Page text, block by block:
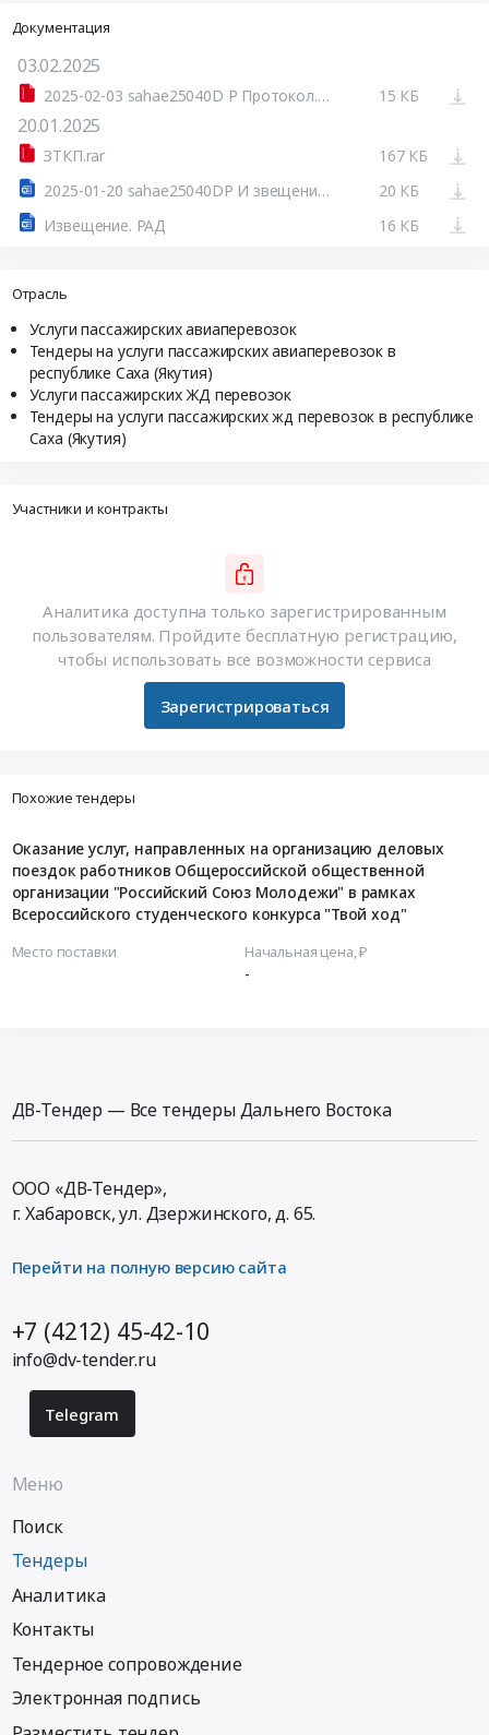
Документация
03.02.2025
2025-02-03 sahae25040D P Протокол.doc.sig.zip 15 КБ
20.01.2025
ЗТКП.rar
167 КБ
2025-01-20 sahae25040DP И звещение о проведении.doc
20 КБ
Извещение. РАД
16 КБ
Отрасль
Услуги пассажирских авиаперевозок
Тендеры на услуги пассажирских авиаперевозок в
республике Саха (Якутия)
Услуги пассажирских ЖД перевозок
Тендеры на услуги пассажирских жд перевозок в республике
Саха (Якутия)
Участники и контракты
Аналитика доступна только зарегистрированным
пользователям. Пройдите бесплатную регистрацию,
чтобы использовать все возможности сервиса
Зарегистрироваться
Похожие тендеры
Оказание услуг, направленных на организацию деловых
поездок работников Общероссийской общественной
организации "Российский Союз Молодежи" в рамках
Всероссийского студенческого конкурса "Твой ход"
Место поставки Начальная цена, ₽
-
ДВ-Тендер — Все тендеры Дальнего Востока
ООО «ДВ-Тендер»,
г. Хабаровск,ул. Дзержинского, д. 65.
Перейти на полную версию сайта
+7 (4212) 45-42-10
info@dv-tender.ru
Telegram
Меню
Поиск
Тендеры
Аналитика
Контакты
Тендерное сопровождение
Электронная подпись